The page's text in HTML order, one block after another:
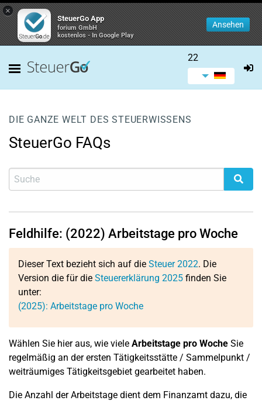
×
SteuerGo App
forium GmbH
kostenlos - In Google Play
Ansehen
22
DIE GANZE WELT DES STEUERWISSENS
SteuerGo FAQs
Feldhilfe: (2022) Arbeitstage pro Woche
Dieser Text bezieht sich auf die Steuer 2022. Die
Version die für die Steuererklärung 2025 finden Sie
unter:
(2025): Arbeitstage pro Woche
Wählen Sie hier aus, wie viele Arbeitstage pro Woche Sie
regelmäßig an der ersten Tätigkeitsstätte / Sammelpunkt /
weiträumiges Tätigkeitsgebiet gearbeitet haben.
Die Anzahl der Arbeitstage dient dem Finanzamt dazu, die